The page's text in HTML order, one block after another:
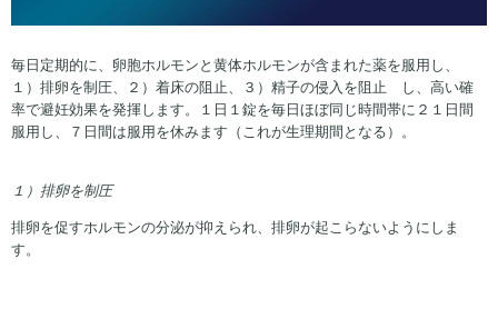
毎日定期的に、卵胞ホルモンと黄体ホルモンが含まれた薬を服用し、
１）排卵を制圧、２）着床の阻止、３）精子の侵入を阻止 し、高い確
率で避妊効果を発揮します。１日１錠を毎日ほぼ同じ時間帯に２１日間
服用し、７日間は服用を休みます（これが生理期間となる）。
１）排卵を制圧
排卵を促すホルモンの分泌が抑えられ、排卵が起こらないようにしま
す。